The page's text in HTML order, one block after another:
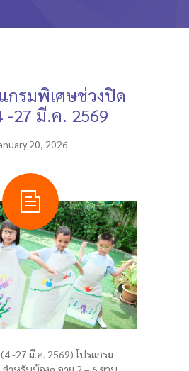
กรมพิเศษช่วงปิด
-27 มี.ค. 2569
20, 2026
-27 มี.ค. 2569) โปรแกรม